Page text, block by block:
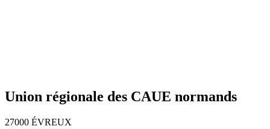
Union régionale des CAUE normands
27000 ÉVREUX